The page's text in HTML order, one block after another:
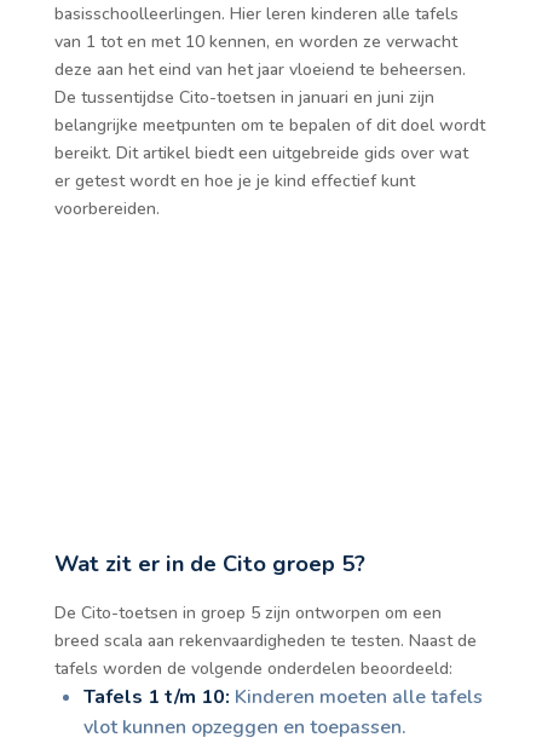
basisschoolleerlingen. Hier leren kinderen alle tafels
van 1 tot en met 10 kennen, en worden ze verwacht
deze aan het eind van het jaar vloeiend te beheersen.
De tussentijdse Cito-toetsen in januari en juni zijn
belangrijke meetpunten om te bepalen of dit doel wordt
bereikt. Dit artikel biedt een uitgebreide gids over wat
er getest wordt en hoe je je kind effectief kunt
voorbereiden.
Wat zit er in de Cito groep 5?
De Cito-toetsen in groep 5 zijn ontworpen om een
breed scala aan rekenvaardigheden te testen. Naast de
tafels worden de volgende onderdelen beoordeeld:
Tafels 1 t/m 10: Kinderen moeten alle tafels
vlot kunnen opzeggen en toepassen.